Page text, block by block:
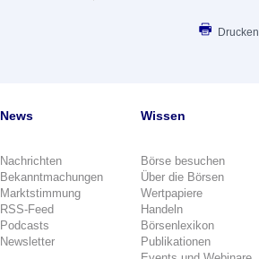
Drucken
News
Nachrichten
Bekanntmachungen
Marktstimmung
RSS-Feed
Podcasts
Newsletter
Wissen
Börse besuchen
Über die Börsen
Wertpapiere
Handeln
Börsenlexikon
Publikationen